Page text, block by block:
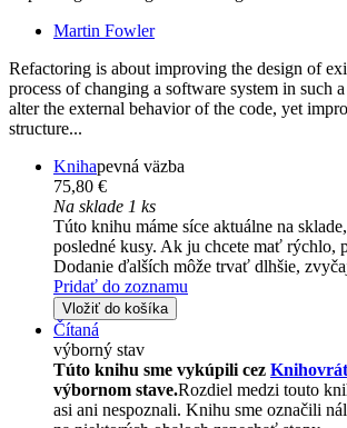
Martin Fowler
Refactoring is about improving the design of
process of changing a software system in such
alter the external behavior of the code, yet
structure...
Knihapevná väzba
75,80 €
Na sklade 1 ks
Túto knihu máme síce aktuálne na
posledné kusy. Ak ju chcete mať rýchlo,
Dodanie ďalších môže trvať dlhšie,
Pridať do zoznamu
Vložiť do košíka
Čítaná
výborný stav
Túto knihu sme vykúpili cez
výbornom stave.Rozdiel medzi touto
asi ani nespoznali. Knihu sme označili